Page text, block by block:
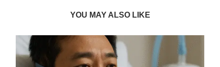
YOU MAY ALSO LIKE